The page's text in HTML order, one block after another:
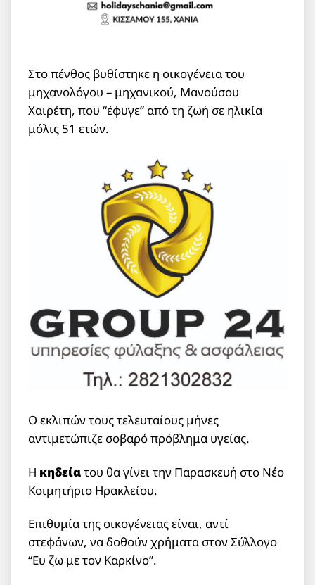
Στο πένθος βυθίστηκε η οικογένεια του
μηχανολόγου – μηχανικού, Μανούσου
Χαιρέτη, που “έφυγε” από τη ζωή σε ηλικία
μόλις 51 ετών.
O εκλιπών τους τελευταίους μήνες
αντιμετώπιζε σοβαρό πρόβλημα υγείας.
Η κηδείατου θα γίνει την Παρασκευή στο Νέο
Κοιμητήριο Ηρακλείου.
Επιθυμία της οικογένειας είναι, αντί
στεφάνων, να δοθούν χρήματα στον Σύλλογο
“Ευ ζω με τον Καρκίνο”.